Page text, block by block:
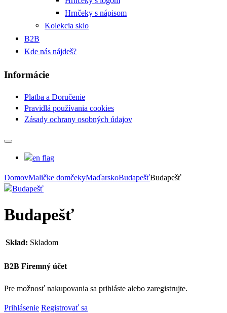
Hrnčeky s nápisom
Kolekcia sklo
B2B
Kde nás nájdeš?
Informácie
Platba a Doručenie
Pravidlá používania cookies
Zásady ochrany osobných údajov
DomovMaličke domčekyMaďarskoBudapešťBudapešť
Budapešť
Sklad: Skladom
B2B Firemný účet
Pre možnosť nakupovania sa prihláste alebo zaregistrujte.
Prihlásenie Registrovať sa